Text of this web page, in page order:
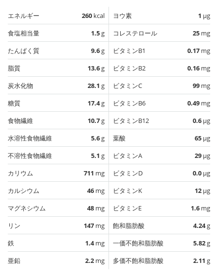
エネルギー 260 kcal
食塩相当量
1.5g
たんぱく質
9.6g
脂質
13.6g
炭水化物
28.1 g
糖質
17.4g
食物繊維
10.7g
水溶性食物繊維
5.6g
不溶性食物繊維
5.1 g
カリウム
711 mg
カルシウム
46 mg
マグネシウム
48 mg
リン
147 mg
鉄
1.4mg
亜鉛
2.2 mg
ヨウ素 1 µg
コレステロール
25 mg
ビタミンB1
0.17 mg
ビタミンB2
0.16 mg
ビタミンC
99 mg
ビタミンB6
0.49 mg
ビタミンB12
0.6 µg
葉酸
65 µg
ビタミンA
29 µg
ビタミンD
0.0 µg
ビタミンK
12 µg
ビタミンE
1.6 mg
飽和脂肪酸
4.24g
一価不飽和脂肪酸
5.82g
多価不飽和脂肪酸
2.11 g